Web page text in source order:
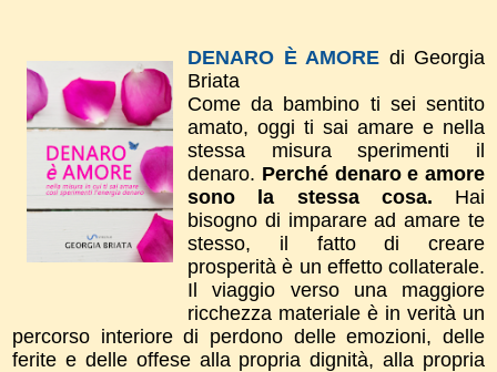
DENARO È AMORE di Georgia
Briata
Come da bambino ti sei sentito
amato, oggi ti sai amare e nella
stessa misura sperimenti il
denaro. Perché denaro e amore
sono la stessa cosa. Hai
bisogno di imparare ad amare te
stesso, il fatto di creare
prosperità è un effetto collaterale.
Il viaggio verso una maggiore
ricchezza materiale è in verità un
percorso interiore di perdono delle emozioni, delle
ferite e delle offese alla propria dignità, alla propria